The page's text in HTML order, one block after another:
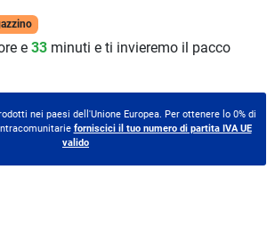
e 33 minuti e ti invieremo il pacco
nei paesi dell'Unione Europea. Per ottenere lo 0% di
forniscici il tuo numero di partita IVA UE
valido